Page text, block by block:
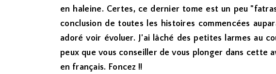
en haleine. Certes, ce dernier tome est un peu
conclusion de toutes les histoires commencées
adoré voir évoluer. J'ai lâché des petites larmes au
peux que vous conseiller de vous plonger dans cette
en français. Foncez !!